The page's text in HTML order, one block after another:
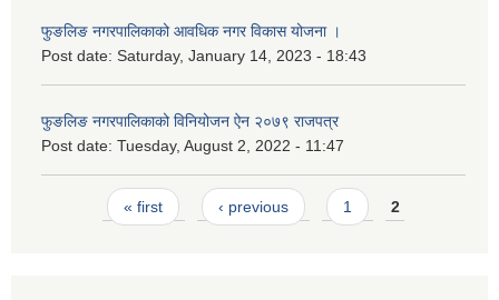
फुङलिङ नगरपालिकाको आवधिक नगर विकास योजना ।
Post date: Saturday, January 14, 2023 - 18:43
फुङलिङ नगरपालिकाको विनियोजन ऐन २०७९ राजपत्र
Post date: Tuesday, August 2, 2022 - 11:47
Pages« first ‹ previous 1 2